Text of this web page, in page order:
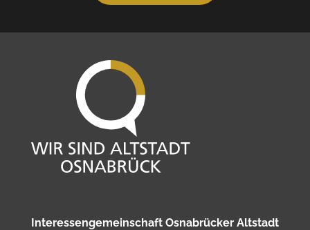
Interessengemeinschaft Osnabrücker Altstadt